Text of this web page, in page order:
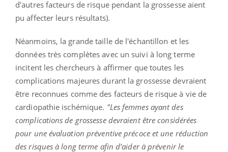
d'autres facteurs de risque pendant la grossesse aient
pu affecter leurs résultats).
Néanmoins, la grande taille de l'échantillon et les
données très complètes avec un suivi à long terme
incitent les chercheurs à affirmer que toutes les
complications majeures durant la grossesse devraient
être reconnues comme des facteurs de risque à vie de
cardiopathie ischémique. "Les femmes ayant des
complications de grossesse devraient être considérées
pour une évaluation préventive précoce et une réduction
des risques à long terme afin d’aider à prévenir le